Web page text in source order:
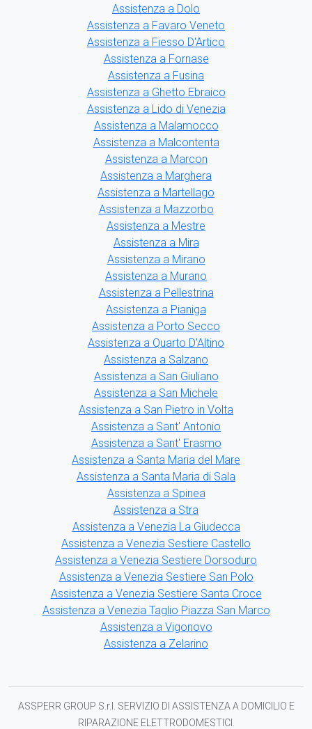
Assistenza a Dolo
Assistenza a Favaro Veneto
Assistenza a Fiesso D'Artico
Assistenza a Fornase
Assistenza a Fusina
Assistenza a Ghetto Ebraico
Assistenza a Lido di Venezia
Assistenza a Malamocco
Assistenza a Malcontenta
Assistenza a Marcon
Assistenza a Marghera
Assistenza a Martellago
Assistenza a Mazzorbo
Assistenza a Mestre
Assistenza a Mira
Assistenza a Mirano
Assistenza a Murano
Assistenza a Pellestrina
Assistenza a Pianiga
Assistenza a Porto Secco
Assistenza a Quarto D'Altino
Assistenza a Salzano
Assistenza a San Giuliano
Assistenza a San Michele
Assistenza a San Pietro in Volta
Assistenza a Sant' Antonio
Assistenza a Sant' Erasmo
Assistenza a Santa Maria del Mare
Assistenza a Santa Maria di Sala
Assistenza a Spinea
Assistenza a Stra
Assistenza a Venezia La Giudecca
Assistenza a Venezia Sestiere Castello
Assistenza a Venezia Sestiere Dorsoduro
Assistenza a Venezia Sestiere San Polo
Assistenza a Venezia Sestiere Santa Croce
Assistenza a Venezia Taglio Piazza San Marco
Assistenza a Vigonovo
Assistenza a Zelarino
ASSPERR GROUP S.r.l. SERVIZIO DI ASSISTENZA A DOMICILIO E
RIPARAZIONE ELETTRODOMESTICI.